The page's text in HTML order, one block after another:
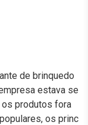
de brinquedo
estava se
os produtos fora
os princ